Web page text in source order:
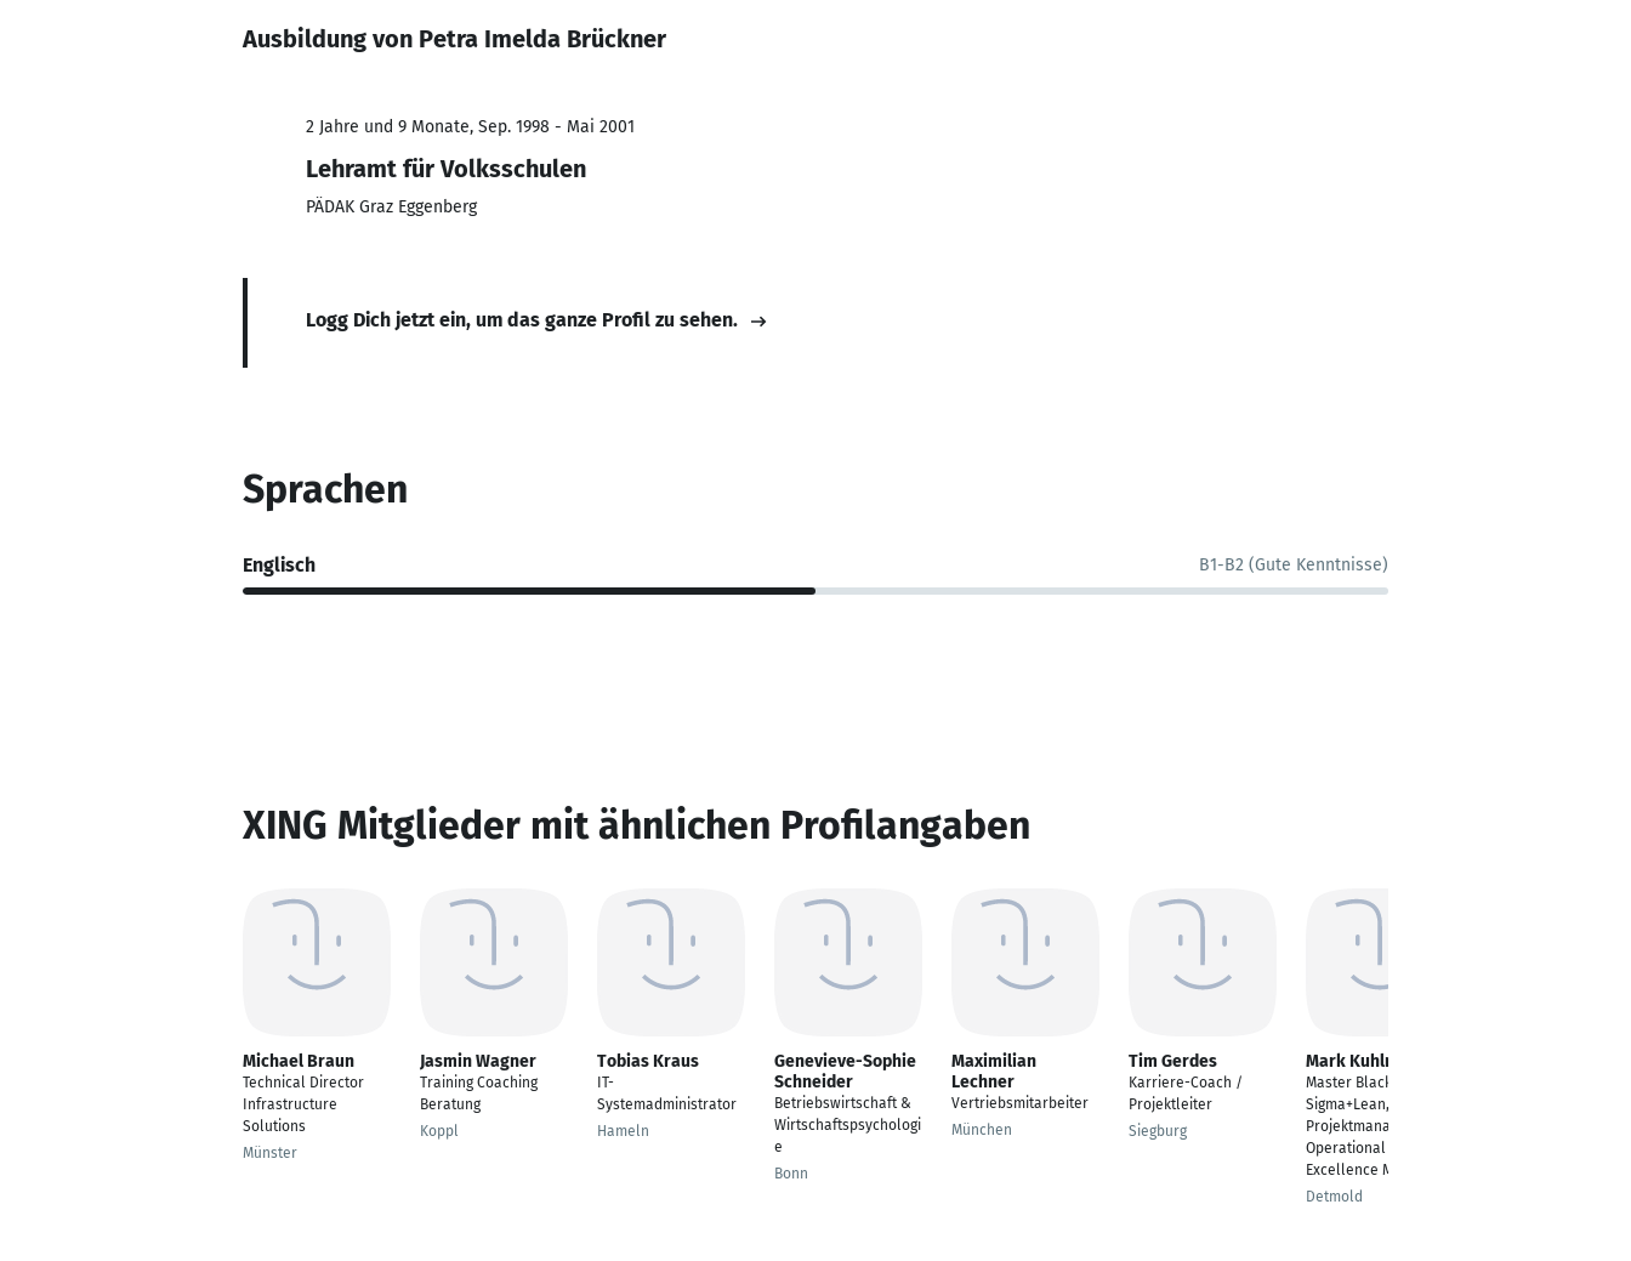
Ausbildung von Petra Imelda Brückner
2 Jahre und 9 Monate, Sep. 1998 - Mai 2001
Lehramt für Volksschulen
PÄDAK Graz Eggenberg
Logg Dich jetzt ein, um das ganze Profil zu sehen.
Sprachen
Englisch B1-B2 (Gute Kenntnisse)
XING Mitglieder mit ähnlichen Profilangaben
Michael Braun
Technical Director
Infrastructure
Solutions
Münster
Jasmin Wagner
Training Coaching
Beratung
Koppl
Tobias Kraus
IT-
Systemadministrator
Hameln
Genevieve-Sophie
Schneider
Betriebswirtschaft &
Wirtschaftspsychologi
e
Bonn
Maximilian
Lechner
Vertriebsmitarbeiter
München
Tim Gerdes
Karriere-Coach /
Projektleiter
Siegburg
Mark Kuhlmann
Master Black Belt Six
Sigma+Lean,
Projektmanager,
Operational
Excellence Manager
Detmold